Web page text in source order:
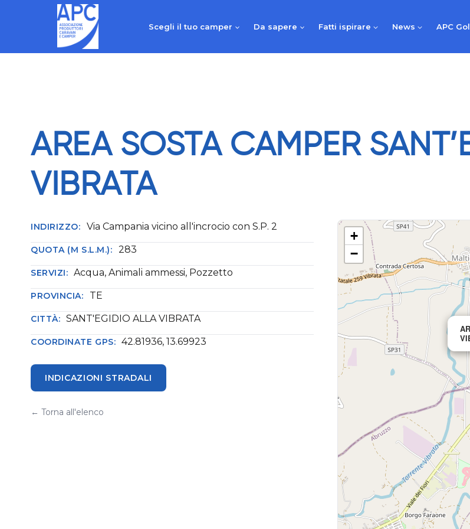
Scegli il tuo camper Da sapere Fatti ispirare News APC
AREA SOSTA CAMPER
VIBRATA
INDIRIZZO: Via Campania vicino all'incrocio con S.P. 2
QUOTA (M S.L.M.): 283
SERVIZI: Acqua, Animali ammessi, Pozzetto
PROVINCIA: TE
CITTÀ: SANT'EGIDIO ALLA VIBRATA
COORDINATE GPS: 42.81936, 13.69923
INDICAZIONI STRADALI
← Torna all'elenco
+
−